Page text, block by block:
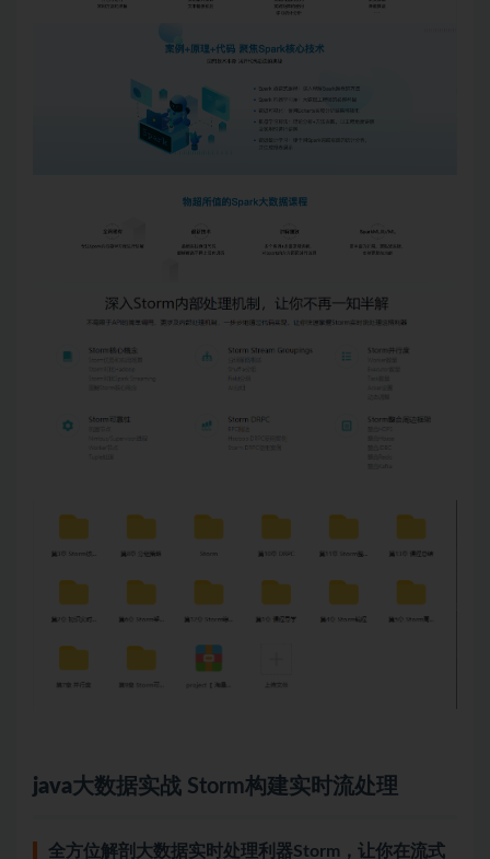
java大数据实战 Storm构建实时流处理
全方位解剖大数据实时处理利器Storm，让你在流式